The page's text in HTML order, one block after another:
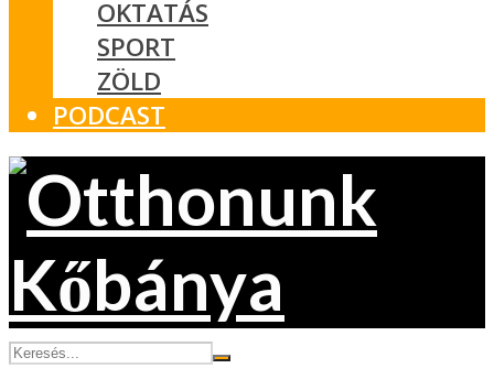
OKTATÁS
SPORT
ZÖLD
PODCAST